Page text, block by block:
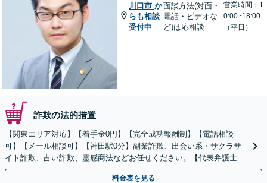
川口市 か
らも相談
受付中
面談方法(対面・
電話・ビデオな
ど)は応相談
営業時間：1
0:00~18:00
（平日）
詐欺の法的措置
【関東エリア対応】【着手金0円】【完全成功報酬制】【電話相談
可】【メール相談可】【神田駅0分】副業詐欺、出会い系・サクラサ
イト詐欺、占い詐欺、霊感商法などお任せください。【代表弁護士が
対応】
料金表を見る